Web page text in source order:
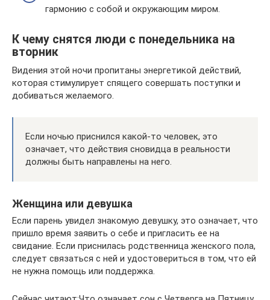
гармонию с собой и окружающим миром.
К чему снятся люди с понедельника на
вторник
Видения этой ночи пропитаны энергетикой действий,
которая стимулирует спящего совершать поступки и
добиваться желаемого.
Если ночью приснился какой-то человек, это
означает, что действия сновидца в реальности
должны быть направлены на него.
Женщина или девушка
Если парень увидел знакомую девушку, это означает, что
пришло время заявить о себе и пригласить ее на
свидание. Если приснилась родственница женского пола,
следует связаться с ней и удостовериться в том, что ей
не нужна помощь или поддержка.